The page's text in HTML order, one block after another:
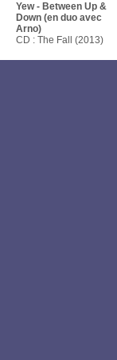
Yew - Between Up &
Down (en duo avec
Arno)
CD : The Fall (2013)